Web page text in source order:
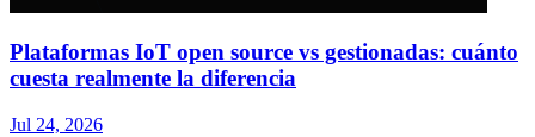
Plataformas IoT open source vs gestionadas: cuánto
cuesta realmente la diferencia
Jul 24, 2026